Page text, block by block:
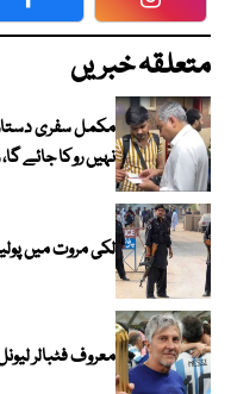
Facebook
متعلقہ خبریں
مکمل سفری
نہیں روکا جائے
لکی مروت میں
معروف فٹبالر